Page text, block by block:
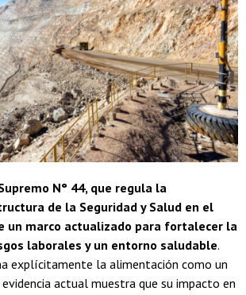
N° 44, que regula la
de la Seguridad y Salud en el
un marco actualizado para fortalecer la
laborales y un entorno saludable.
explícitamente la alimentación como un
actual muestra que su impacto en